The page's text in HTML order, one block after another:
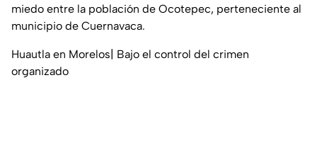
miedo entre la población de Ocotepec, perteneciente al
municipio de Cuernavaca.
Huautla en Morelos| Bajo el control del crimen
organizado